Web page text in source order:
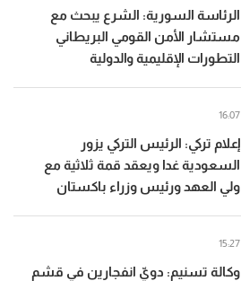
الرئاسة السورية: الشرع يبحث مع
مستشار الأمن القومي البريطاني
التطورات الإقليمية والدولية
إعلام تركي: الرئيس التركي يزور
السعودية غدا ويعقد قمة ثلاثية مع
ولي العهد ورئيس وزراء باكستان
16:07
وكالة تسنيم: دويّ انفجارين في قشم
15:27